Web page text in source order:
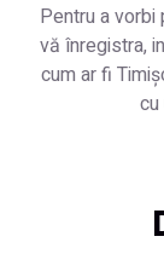
Pentru a
vă înregistra,
cum ar fi